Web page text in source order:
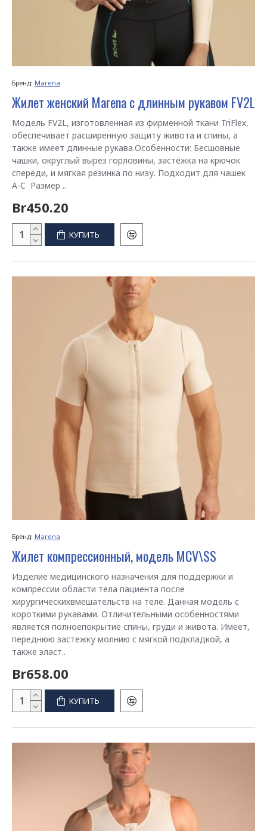
Бренд: Marena
Жилет женский Marena с длинным рукавом FV2L
Модель FV2L, изготовленная из фирменной ткани TriFlex,
обеспечивает расширенную защиту живота и спины, а
также имеет длинные рукава.Особенности: Бесшовные
чашки, округлый вырез горловины, застёжка на крючок
спереди, и мягкая резинка по низу. Подходит для чашек
A-C Размер ..
Br450.20
КУПИТЬ
Бренд: Marena
Жилет компрессионный, модель MCV\SS
Изделие медицинского назначения для поддержки и
компрессии области тела пациента после
хирургическихвмешательств на теле. Данная модель с
короткими рукавами. Отличительными особенностями
является полноепокрытие спины, груди и живота. Имеет,
переднюю застежку молнию с мягкой подкладкой, а
также эласт..
Br658.00
КУПИТЬ